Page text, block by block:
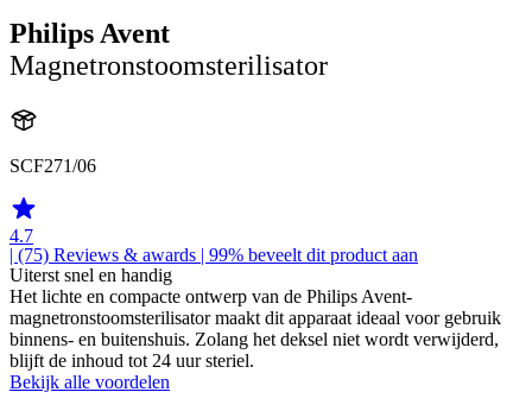
Philips Avent
Magnetronstoomsterilisator
SCF271/06
4.7
| (75) Reviews & awards | 99% beveelt dit product aan
Uiterst snel en handig
Het lichte en compacte ontwerp van de Philips Avent-
magnetronstoomsterilisator maakt dit apparaat ideaal voor gebruik
binnens- en buitenshuis. Zolang het deksel niet wordt verwijderd,
blijft de inhoud tot 24 uur steriel.
Bekijk alle voordelen